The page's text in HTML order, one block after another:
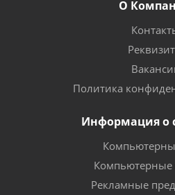
О
Политика
Информация о
Компьютерные
Рекламные